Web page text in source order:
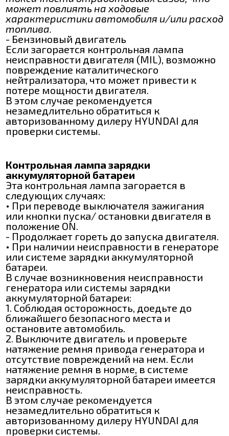
может повлиять на ходовые
характеристики автомобиля и/или расход
топлива.
- Бензиновый двигатель
Если загорается контрольная лампа
неисправности двигателя (MIL), возможно
повреждение каталитического
нейтрализатора, что может привести к
потере мощности двигателя.
В этом случае рекомендуется
незамедлительно обратиться к
авторизованному дилеру HYUNDAI для
проверки системы.
Контрольная лампа зарядки
аккумуляторной батареи
Эта контрольная лампа загорается в
следующих случаях:
• При переводе выключателя зажигания
или кнопки пуска/ остановки двигателя в
положение ON.
- Продолжает гореть до запуска двигателя.
• При наличии неисправности в генераторе
или системе зарядки аккумуляторной
батареи.
В случае возникновения неисправности
генератора или системы зарядки
аккумуляторной батареи:
1. Соблюдая осторожность, доедьте до
ближайшего безопасного места и
остановите автомобиль.
2. Выключите двигатель и проверьте
натяжение ремня привода генератора и
отсутствие повреждений на нем. Если
натяжение ремня в норме, в системе
зарядки аккумуляторной батареи имеется
неисправность.
В этом случае рекомендуется
незамедлительно обратиться к
авторизованному дилеру HYUNDAI для
проверки системы.